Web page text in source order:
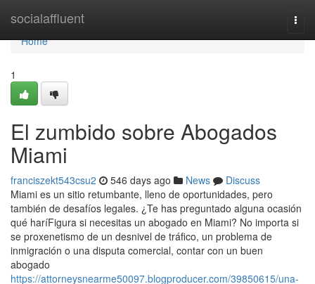
socialaffluent
Home
Home
1
El zumbido sobre Abogados
Miami
franciszekt543csu2 546 days ago News
Discuss
Miami es un sitio retumbante, lleno de oportunidades, pero
también de desafíos legales. ¿Te has preguntado alguna ocasión
qué haríFigura si necesitas un abogado en Miami? No importa si
se proxenetismo de un desnivel de tráfico, un problema de
inmigración o una disputa comercial, contar con un buen
abogado
https://attorneysnearme50097.blogproducer.com/39850615/una-